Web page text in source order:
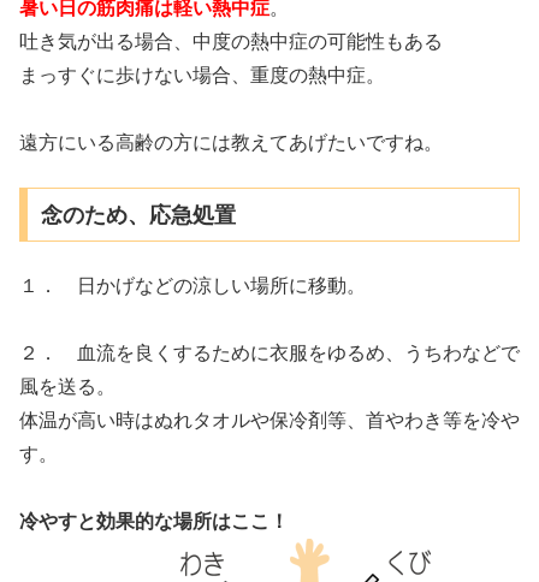
暑い日の筋肉痛は軽い熱中症。
吐き気が出る場合、中度の熱中症の可能性もある
まっすぐに歩けない場合、重度の熱中症。
遠方にいる高齢の方には教えてあげたいですね。
念のため、応急処置
１． 日かげなどの涼しい場所に移動。
２． 血流を良くするために衣服をゆるめ、うちわなどで
風を送る。
体温が高い時はぬれタオルや保冷剤等、首やわき等を冷や
す。
冷やすと効果的な場所はここ！